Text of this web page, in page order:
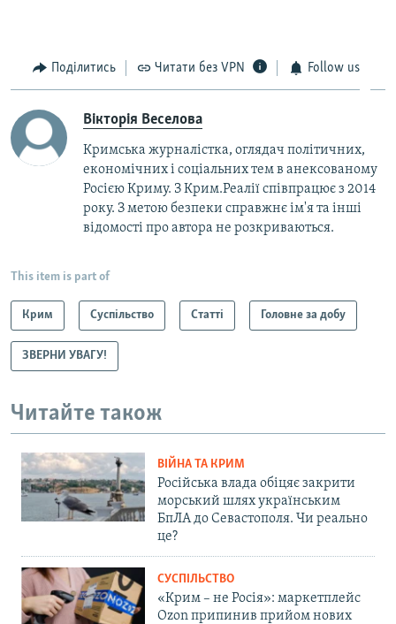
Поділитись Читати без VPN Follow us
Вікторія Веселова
Кримська журналістка, оглядач політичних,
економічних і соціальних тем в анексованому
Росією Криму. З Крим.Реалії співпрацює з 2014
року. З метою безпеки справжнє ім'я та інші
відомості про автора не розкриваються.
This item is part of
Крим Суспільство Статті Головне за добу
ЗВЕРНИ УВАГУ!
Читайте також
ВІЙНА ТА КРИМ
Російська влада обіцяє закрити
морський шлях українським
БпЛА до Севастополя. Чи реально
це?
СУСПІЛЬСТВО
«Крим – не Росія»: маркетплейс
Ozon припинив прийом нових